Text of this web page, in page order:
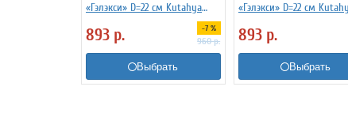
«Гэлэкси» D=22 см Kutahya
893 р. -7 %
960р.
Выбрать
«Гэлэкси» D=22 см
893 р.
Выбрать